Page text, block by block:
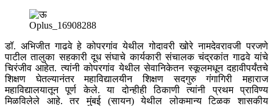
Oplus_16908288
डॉ. अभिजीत गाढवे हे कोपरगांव येथील गोदावरी खोरे नामदेवरावजी परजणे
पाटील तालुका सहकारी दूध संघाचे कार्यकारी संचालक चंद्रकांत गाढवे यांचे
चिरंजीव आहेत. त्यांनी कोपरगांव येथील सेवानिकेतन स्कूलमधून दहावीपर्यंतचे
शिक्षण घेतल्यानंतर महाविद्यालयीन शिक्षण सदगुरु गंगागिरी महाराज
महाविद्यालयातून पूर्ण केले. या दोन्हीही ठिकाणी त्यांनी प्रथम प्राविण्य
मिळविलेले आहे. तर मुंबई (सायन) येथील लोकमान्य टिळक शासकीय